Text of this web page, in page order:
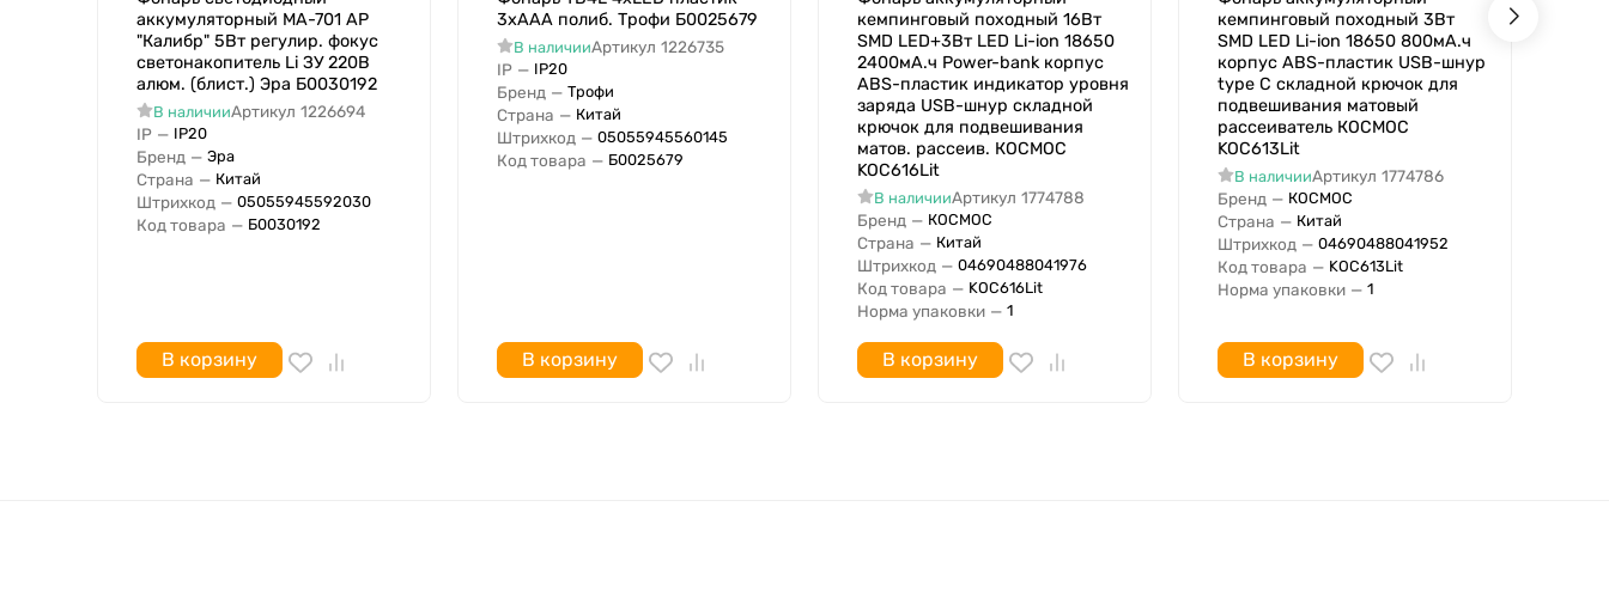
аккумуляторный MA-701 АР
"Калибр" 5Вт регулир. фокус
светонакопитель Li ЗУ 220В
алюм. (блист.) Эра Б0030192
В наличииАртикул 1226694
IP — IP20
Бренд — Эра
Страна — Китай
Штрихкод — 05055945592030
Код товара — Б0030192
В корзину
3хAAA полиб. Трофи Б0025679
В наличииАртикул 1226735
IP — IP20
Бренд — Трофи
Страна — Китай
Штрихкод — 05055945560145
Код товара — Б0025679
В корзину
кемпинговый походный 16Вт
SMD LED+3Вт LED Li-ion 18650
2400мА.ч Power-bank корпус
ABS-пластик индикатор уровня
заряда USB-шнур складной
крючок для подвешивания
матов. рассеив. КОСМОС
KOC616Lit
В наличииАртикул 1774788
Бренд — КОСМОС
Страна — Китай
Штрихкод — 04690488041976
Код товара — KOC616Lit
Норма упаковки — 1
В корзину
кемпинговый походный 3Вт
SMD LED Li-ion 18650 800мА.ч
корпус ABS-пластик USB-шнур
type C складной крючок для
подвешивания матовый
рассеиватель КОСМОС
KOC613Lit
В наличииАртикул 1774786
Бренд — КОСМОС
Страна — Китай
Штрихкод — 04690488041952
Код товара — KOC613Lit
Норма упаковки — 1
В корзину